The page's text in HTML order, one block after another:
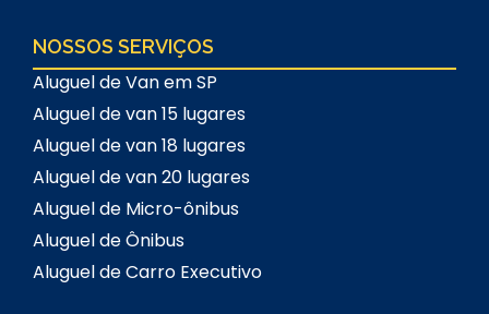
NOSSOS SERVIÇOS
Aluguel de Van em SP
Aluguel de van 15 lugares
Aluguel de van 18 lugares
Aluguel de van 20 lugares
Aluguel de Micro-ônibus
Aluguel de Ônibus
Aluguel de Carro Executivo